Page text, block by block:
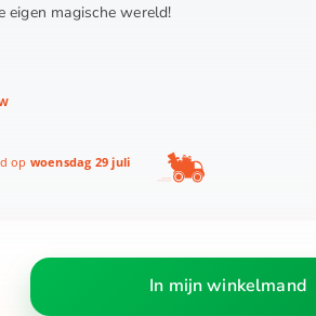
eigen magische wereld!
op woensdag 29 juli
In mijn winkelmand